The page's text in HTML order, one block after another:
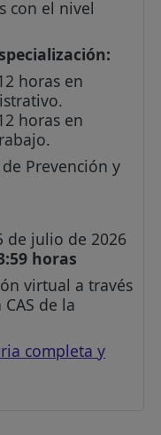
con el nivel
horas en
horas en
Prevención y
de julio de 2026
horas
virtual a través
de la
completa y